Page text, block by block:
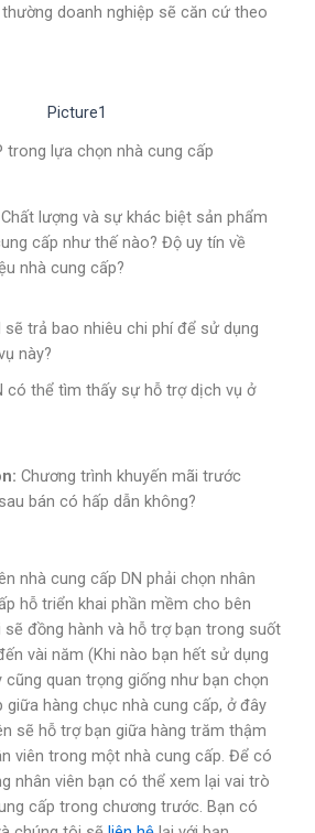
doanh nghiệp sẽ căn cứ theo
trong lựa chọn nhà cung cấp
Chất lượng và sự khác biệt sản phẩm
cấp như thế nào? Độ uy tín về
nhà cung cấp?
sẽ trả bao nhiêu chi phí để sử dụng
này?
có thể tìm thấy sự hỗ trợ dịch vụ ở
Chương trình khuyến mãi trước
bán có hấp dẫn không?
nhà cung cấp DN phải chọn nhân
hỗ triển khai phần mềm cho bên
sẽ đồng hành và hỗ trợ bạn trong suốt
vài năm (Khi nào bạn hết sử dụng
quan trọng giống như bạn chọn
hàng chục nhà cung cấp, ở đây
sẽ hỗ trợ bạn giữa hàng trăm thậm
viên trong một nhà cung cấp. Để có
nhân viên bạn có thể xem lại vai trò
cấp trong chương trước. Bạn có